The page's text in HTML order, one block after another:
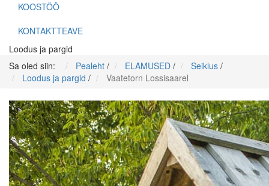
KOOSTÖÖ
KONTAKTTEAVE
Loodus ja pargid
Sa oled siin:
Pealeht / ELAMUSED / Seiklus /
Loodus ja pargid / Vaatetorn Lossisaarel